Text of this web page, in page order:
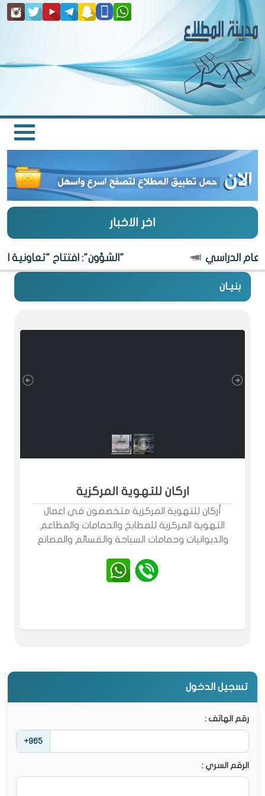
اخر الاخبار
"الشؤون": افتتاح "تعاونية المطلاع"
بنيـان
اركان للتهوية المركزية
أركان للتهوية المركزية متخصصون في اعمال
التهوية المركزية للمطابخ والحمامات والمطاعم
والديوانيات وحمامات السباحة والقسائم والمصانع
تسجيل الدخول
رقم الهاتف :
+965
الرقم السري :